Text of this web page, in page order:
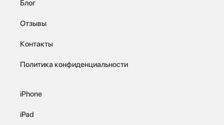
Блог
Отзывы
Контакты
Политика конфиденциальности
iPhone
iPad